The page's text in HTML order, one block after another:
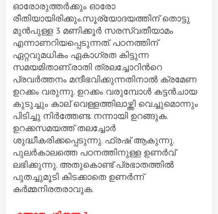
ഓരോരുത്തര്‍ക്കും ഓരോ
രീതിയായിരിക്കും.സൂര്യോദയത്തിന് തൊട്ടു
മുന്‍പുള്ള 3 മണിക്കൂര്‍ സരസ്വതീയാമം
എന്നാണറിയപ്പെടുന്നത്. പഠനത്തിന്
ഏറ്റവുമധികം ഏകാഗ്രത കിട്ടുന്ന
സമയമിതാണ്.രാതി ത്രലച്ചോറിന്‍റെ
പ്രവര്‍ത്തനം മന്ദീഭവിക്കുന്നതിനാല്‍ ക്രമേണ
ഉറക്കം വരുന്നു. ഉറക്കം വരുമ്പോള്‍ കട്ടന്‍ചായ
കുടുച്ചും കാല് വെള്ളത്തിലാഴ്ത്തി വെച്ചുമൊന്നും
പിടിച്ചു നിര്‍ത്തേണ്ട. നന്നായി ഉറങ്ങുക.
ഉറക്കസമയത്ത് തലച്ചോര്‍
ശുദ്ധീകരിക്കപ്പെടുന്നു. ഫ്രഷ് ആകുന്നു.
പുലര്‍കാലത്തെ പഠനത്തിനുള്ള ഉണര്‍വ്
ലഭിക്കുന്നു. അതുകൊണ്ട് പ്രഭാതത്തില്‍
പുതച്ചുമൂടി കിടക്കാതെ ഉണര്‍ന്ന്
കര്‍മ്മനിരതരാവുക.